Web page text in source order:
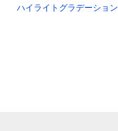
ハイライトグラデーション